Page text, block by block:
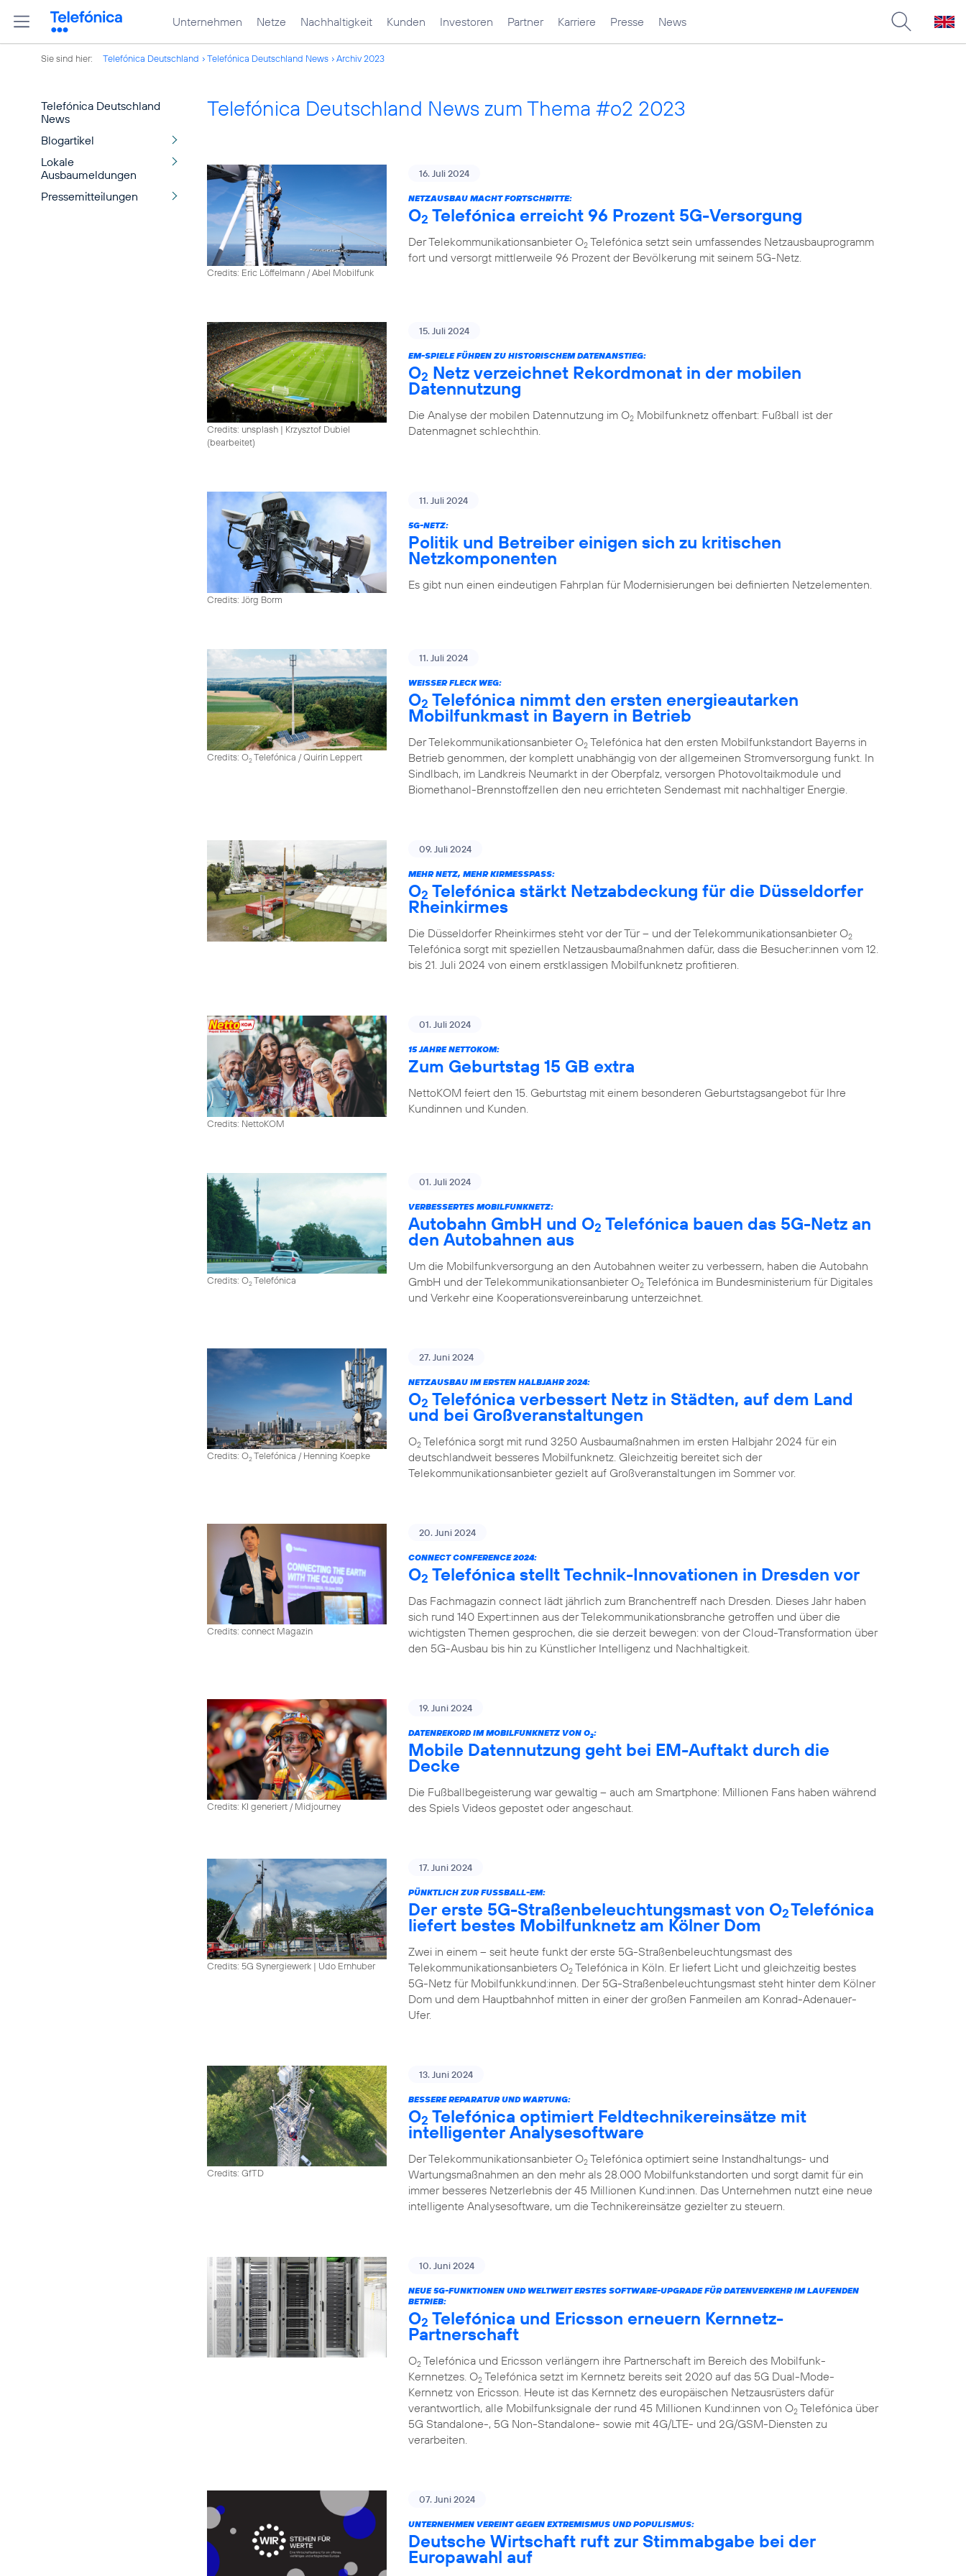
Unternehmen Netze Nachhaltigkeit Kunden Investoren Partner Karriere Presse News
Sie sind hier: Telefónica Deutschland Telefónica Deutschland News Archiv 2023
Telefónica Deutschland
News
Blogartikel
Lokale
Ausbaumeldungen
Pressemitteilungen
Telefónica Deutschland News zum Thema #o2 2023
Credits: Eric Löffelmann / Abel Mobilfunk
16. Juli 2024
NETZAUSBAU MACHT FORTSCHRITTE:
O2 Telefónica erreicht 96 Prozent 5G-Versorgung
Der Telekommunikationsanbieter O2 Telefónica setzt sein umfassendes Netzausbauprogramm
fort und versorgt mittlerweile 96 Prozent der Bevölkerung mit seinem 5G-Netz.
Credits: unsplash | Krzysztof Dubiel
(bearbeitet)
15. Juli 2024
EM-SPIELE FÜHREN ZU HISTORISCHEM DATENANSTIEG:
O2 Netz verzeichnet Rekordmonat in der mobilen
Datennutzung
Die Analyse der mobilen Datennutzung im O2 Mobilfunknetz offenbart: Fußball ist der
Datenmagnet schlechthin.
Credits: Jörg Borm
11. Juli 2024
5G-NETZ:
Politik und Betreiber einigen sich zu kritischen
Netzkomponenten
Es gibt nun einen eindeutigen Fahrplan für Modernisierungen bei definierten Netzelementen.
Credits: O2Telefónica / Quirin Leppert
11. Juli 2024
WEISSER FLECK WEG:
O2 Telefónica nimmt den ersten energieautarken
Mobilfunkmast in Bayern in Betrieb
Der Telekommunikationsanbieter O2 Telefónica hat den ersten Mobilfunkstandort Bayerns in
Betrieb genommen, der komplett unabhängig von der allgemeinen Stromversorgung funkt. In
Sindlbach, im Landkreis Neumarkt in der Oberpfalz, versorgen Photovoltaikmodule und
Biomethanol-Brennstoffzellen den neu errichteten Sendemast mit nachhaltiger Energie.
09. Juli 2024
MEHR NETZ, MEHR KIRMESSPASS:
O2 Telefónica stärkt Netzabdeckung für die Düsseldorfer
Rheinkirmes
Die Düsseldorfer Rheinkirmes steht vor der Tür – und der Telekommunikationsanbieter O2
Telefónica sorgt mit speziellen Netzausbaumaßnahmen dafür, dass die Besucher:innen vom 12.
bis 21. Juli 2024 von einem erstklassigen Mobilfunknetz profitieren.
Credits: NettoKOM
01. Juli 2024
15 JAHRE NETTOKOM:
Zum Geburtstag 15 GB extra
NettoKOM feiert den 15. Geburtstag mit einem besonderen Geburtstagsangebot für Ihre
Kundinnen und Kunden.
Credits: O2Telefónica
01. Juli 2024
VERBESSERTES MOBILFUNKNETZ:
Autobahn GmbH und O2 Telefónica bauen das 5G-Netz an
den Autobahnen aus
Um die Mobilfunkversorgung an den Autobahnen weiter zu verbessern, haben die Autobahn
GmbH und der Telekommunikationsanbieter O2 Telefónica im Bundesministerium für Digitales
und Verkehr eine Kooperationsvereinbarung unterzeichnet.
Credits: O2Telefónica / Henning Koepke
27. Juni 2024
NETZAUSBAU IM ERSTEN HALBJAHR 2024:
O2 Telefónica verbessert Netz in Städten, auf dem Land
und bei Großveranstaltungen
O2 Telefónica sorgt mit rund 3250 Ausbaumaßnahmen im ersten Halbjahr 2024 für ein
deutschlandweit besseres Mobilfunknetz. Gleichzeitig bereitet sich der
Telekommunikationsanbieter gezielt auf Großveranstaltungen im Sommer vor.
Credits: connect Magazin
20. Juni 2024
CONNECT CONFERENCE 2024:
O2 Telefónica stellt Technik-Innovationen in Dresden vor
Das Fachmagazin connect lädt jährlich zum Branchentreff nach Dresden. Dieses Jahr haben
sich rund 140 Expert:innen aus der Telekommunikationsbranche getroffen und über die
wichtigsten Themen gesprochen, die sie derzeit bewegen: von der Cloud-Transformation über
den 5G-Ausbau bis hin zu Künstlicher Intelligenz und Nachhaltigkeit.
Credits: KI generiert / Midjourney
19. Juni 2024
DATENREKORD IM MOBILFUNKNETZ VON O2:
Mobile Datennutzung geht bei EM-Auftakt durch die
Decke
Die Fußballbegeisterung war gewaltig – auch am Smartphone: Millionen Fans haben während
des Spiels Videos gepostet oder angeschaut.
Credits: 5G Synergiewerk | Udo Ernhuber
17. Juni 2024
PÜNKTLICH ZUR FUSSBALL-EM:
Der erste 5G-Straßenbeleuchtungsmast von O2Telefónica
liefert bestes Mobilfunknetz am Kölner Dom
Zwei in einem – seit heute funkt der erste 5G-Straßenbeleuchtungsmast des
Telekommunikationsanbieters O2 Telefónica in Köln. Er liefert Licht und gleichzeitig bestes
5G-Netz für Mobilfunkkund:innen. Der 5G-Straßenbeleuchtungsmast steht hinter dem Kölner
Dom und dem Hauptbahnhof mitten in einer der großen Fanmeilen am Konrad-Adenauer-
Ufer.
Credits: GfTD
13. Juni 2024
BESSERE REPARATUR UND WARTUNG:
O2 Telefónica optimiert Feldtechnikereinsätze mit
intelligenter Analysesoftware
Der Telekommunikationsanbieter O2 Telefónica optimiert seine Instandhaltungs- und
Wartungsmaßnahmen an den mehr als 28.000 Mobilfunkstandorten und sorgt damit für ein
immer besseres Netzerlebnis der 45 Millionen Kund:innen. Das Unternehmen nutzt eine neue
intelligente Analysesoftware, um die Technikereinsätze gezielter zu steuern.
10. Juni 2024
NEUE 5G-FUNKTIONEN UND WELTWEIT ERSTES SOFTWARE-UPGRADE FÜR DATENVERKEHR IM LAUFENDEN
BETRIEB:
O2 Telefónica und Ericsson erneuern Kernnetz-
Partnerschaft
O2 Telefónica und Ericsson verlängern ihre Partnerschaft im Bereich des Mobilfunk-
Kernnetzes. O2 Telefónica setzt im Kernnetz bereits seit 2020 auf das 5G Dual-Mode-
Kernnetz von Ericsson. Heute ist das Kernnetz des europäischen Netzausrüsters dafür
verantwortlich, alle Mobilfunksignale der rund 45 Millionen Kund:innen von O2 Telefónica über
5G Standalone-, 5G Non-Standalone- sowie mit 4G/LTE- und 2G/GSM-Diensten zu
verarbeiten.
07. Juni 2024
UNTERNEHMEN VEREINT GEGEN EXTREMISMUS UND POPULISMUS:
Deutsche Wirtschaft ruft zur Stimmabgabe bei der
Europawahl auf